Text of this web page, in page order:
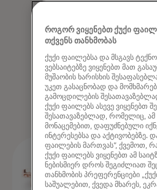
მიხედვით, რაც
სხვა სტრატეგიას -
გამოყვანის, არამედ
დაზოგვის "
Nadav Yekutiel, Head of
როგორ ვიყენებთ ქუქი
თქვენს თანხმობას
ქუქი ფაილებსა და მსგავს
ვებსაიტებზე ვიყენებთ მათ
მუშაობის ხარისხის
უკეთ გასაცნობად და
გამოცდილების
ქუქი ფაილებს ასევე ვიყენებთ
შესათავაზებლად, რომელიც, ამ
მონაცემებით, დაფუძნებული
ინტერესებსა და აქტივობებზე.
ფაილების მართვას“, ქვემოთ,
ქუქი ფაილებს ვიყენებთ ამ
ნებისმიერ დროს შეგიძლიათ
თანხმობის პრეფერენციები
საშუალებით, ქვედა მხარეს,